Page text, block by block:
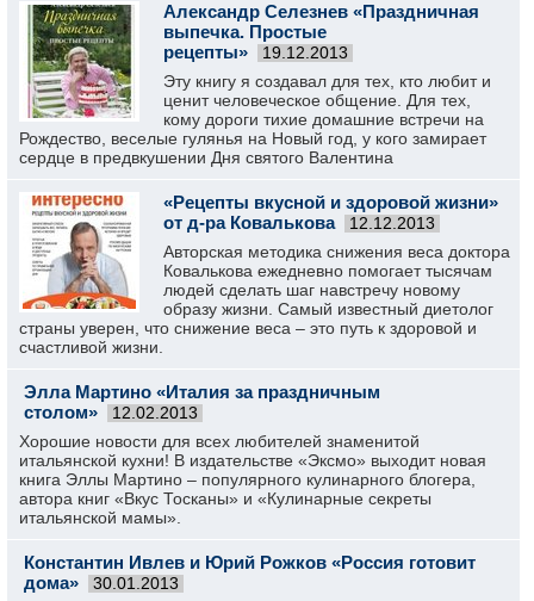
Александр Селезнев «Праздничная
выпечка. Простые
рецепты»
19.12.2013
Эту книгу я создавал для тех, кто любит и
ценит человеческое общение. Для тех,
кому дороги тихие домашние встречи на
Рождество, веселые гулянья на Новый год, у кого замирает
сердце в предвкушении Дня святого Валентина
«Рецепты вкусной и здоровой жизни»
от д-ра Ковалькова
12.12.2013
Авторская методика снижения веса доктора
Ковалькова ежедневно помогает тысячам
людей сделать шаг навстречу новому
образу жизни. Самый известный диетолог
страны уверен, что снижение веса – это путь к здоровой и
счастливой жизни.
Элла Мартино «Италия за праздничным
столом»
12.02.2013
Хорошие новости для всех любителей знаменитой
итальянской кухни! В издательстве «Эксмо» выходит новая
книга Эллы Мартино – популярного кулинарного блогера,
автора книг «Вкус Тосканы» и «Кулинарные секреты
итальянской мамы».
Константин Ивлев и Юрий Рожков «Россия готовит
дома»
30.01.2013